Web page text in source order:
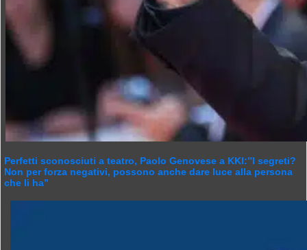
Perfetti sconosciuti a teatro, Paolo Genovese a KKI:”I segreti?
Non per forza negativi, possono anche dare luce alla persona
che li ha”